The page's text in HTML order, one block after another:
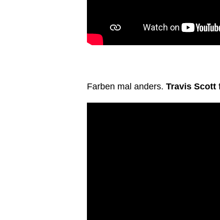
Farben mal anders. Travis Scott